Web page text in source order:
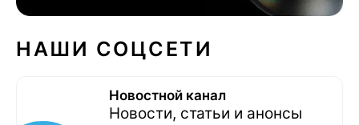
НАШИ СОЦСЕТИ
Новостной канал
Новости, статьи и анонсы